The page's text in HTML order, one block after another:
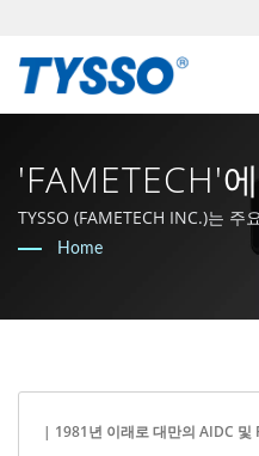
'FAMETECH'
| POS 시스템
TYSSO (FAMETECH INC.)는
ISO-9001 / 9002 인증을 받은
량을 바탕으로 성장하였으며,
의 선두에 머무를 것을 약속하
Home
| 1981년 이래로 대만의 AIDC 및